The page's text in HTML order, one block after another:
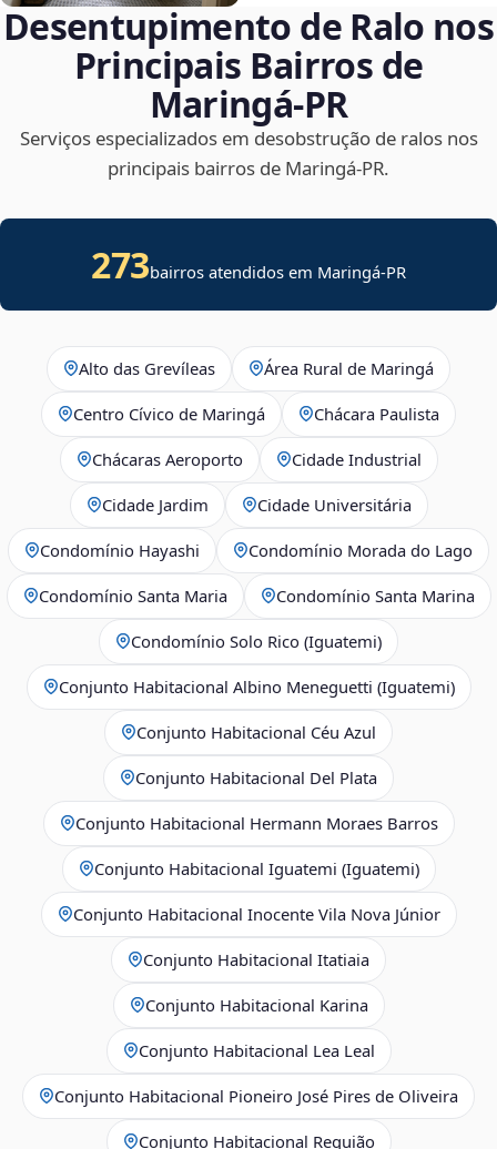
Desentupimento de Ralo nos
Principais Bairros de
Maringá‑PR
Serviços especializados em desobstrução de ralos nos
principais bairros de Maringá‑PR.
273bairros atendidos em Maringá-PR
Alto das Grevíleas Área Rural de Maringá
Centro Cívico de Maringá Chácara Paulista
Chácaras Aeroporto Cidade Industrial
Cidade Jardim Cidade Universitária
Condomínio Hayashi Condomínio Morada do Lago
Condomínio Santa Maria Condomínio Santa Marina
Condomínio Solo Rico (Iguatemi)
Conjunto Habitacional Albino Meneguetti (Iguatemi)
Conjunto Habitacional Céu Azul
Conjunto Habitacional Del Plata
Conjunto Habitacional Hermann Moraes Barros
Conjunto Habitacional Iguatemi (Iguatemi)
Conjunto Habitacional Inocente Vila Nova Júnior
Conjunto Habitacional Itatiaia
Conjunto Habitacional Karina
Conjunto Habitacional Lea Leal
Conjunto Habitacional Pioneiro José Pires de Oliveira
Conjunto Habitacional Requião